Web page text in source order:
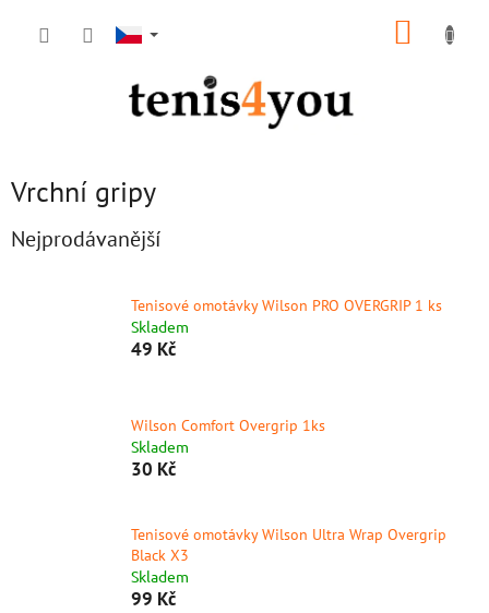
Vrchní gripy
Nejprodávanější
Tenisové omotávky Wilson PRO OVERGRIP 1 ks
Skladem
49 Kč
Wilson Comfort Overgrip 1ks
Skladem
30 Kč
Tenisové omotávky Wilson Ultra Wrap Overgrip
Black X3
Skladem
99 Kč